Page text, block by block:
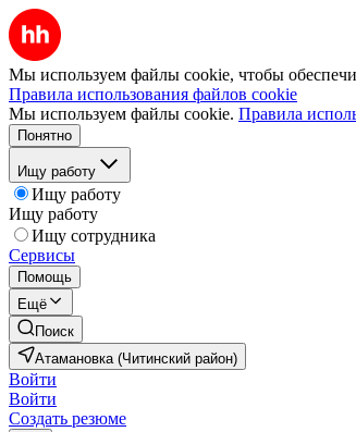
Мы используем файлы cookie, чтобы
Правила использования файлов cookie
Мы используем файлы cookie. Правила
Понятно
Ищу работу
Ищу работу
Ищу работу
Ищу сотрудника
Сервисы
Помощь
Ещё
Поиск
Атамановка (Читинский район)
Войти
Войти
Создать резюме